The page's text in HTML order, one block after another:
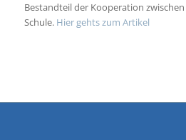
Bestandteil der Kooperation
Schule. Hier gehts zum Artikel